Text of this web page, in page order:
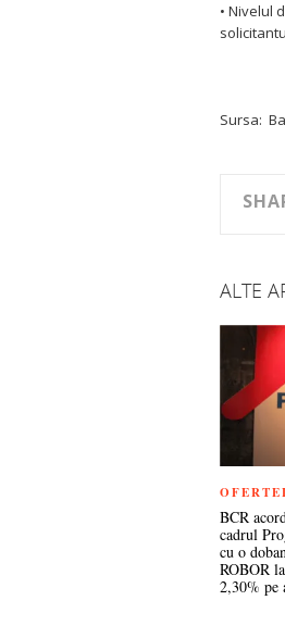
• Nivelul
Sursa:
ALTE
BCR
cadrul
cu o
ROBOR
2,30% pe